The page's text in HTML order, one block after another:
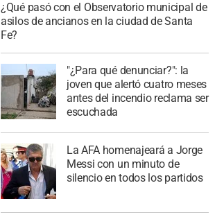
¿Qué pasó con el Observatorio municipal de
asilos de ancianos en la ciudad de Santa
Fe?
"¿Para qué denunciar?": la
joven que alertó cuatro meses
antes del incendio reclama ser
escuchada
La AFA homenajeará a Jorge
Messi con un minuto de
silencio en todos los partidos